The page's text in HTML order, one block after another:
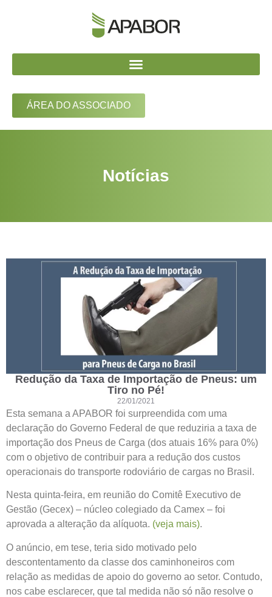
ÁREA DO ASSOCIADO
Notícias
Redução da Taxa de Importação de Pneus: um
Tiro no Pé!
22/01/2021
Esta semana a APABOR foi surpreendida com uma
declaração do Governo Federal de que reduziria a taxa de
importação dos Pneus de Carga (dos atuais 16% para 0%)
com o objetivo de contribuir para a redução dos custos
operacionais do transporte rodoviário de cargas no Brasil.
Nesta quinta-feira, em reunião do Comitê Executivo de
Gestão (Gecex) – núcleo colegiado da Camex – foi
aprovada a alteração da alíquota. (veja mais).
O anúncio, em tese, teria sido motivado pelo
descontentamento da classe dos caminhoneiros com
relação as medidas de apoio do governo ao setor. Contudo,
nos cabe esclarecer, que tal medida não só não resolve o